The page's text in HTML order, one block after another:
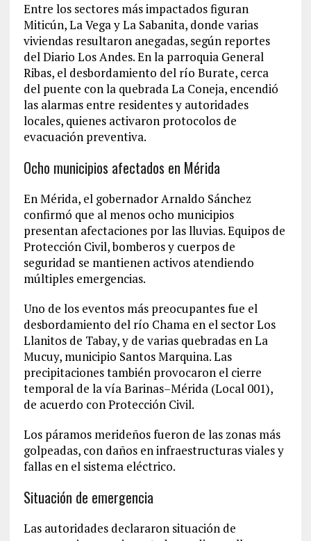
Entre los sectores más impactados figuran
Miticún, La Vega y La Sabanita, donde varias
viviendas resultaron anegadas, según reportes
del Diario Los Andes. En la parroquia General
Ribas, el desbordamiento del río Burate, cerca
del puente con la quebrada La Coneja, encendió
las alarmas entre residentes y autoridades
locales, quienes activaron protocolos de
evacuación preventiva.
Ocho municipios afectados en Mérida
En Mérida, el gobernador Arnaldo Sánchez
confirmó que al menos ocho municipios
presentan afectaciones por las lluvias. Equipos de
Protección Civil, bomberos y cuerpos de
seguridad se mantienen activos atendiendo
múltiples emergencias.
Uno de los eventos más preocupantes fue el
desbordamiento del río Chama en el sector Los
Llanitos de Tabay, y de varias quebradas en La
Mucuy, municipio Santos Marquina. Las
precipitaciones también provocaron el cierre
temporal de la vía Barinas–Mérida (Local 001),
de acuerdo con Protección Civil.
Los páramos merideños fueron de las zonas más
golpeadas, con daños en infraestructuras viales y
fallas en el sistema eléctrico.
Situación de emergencia
Las autoridades declararon situación de